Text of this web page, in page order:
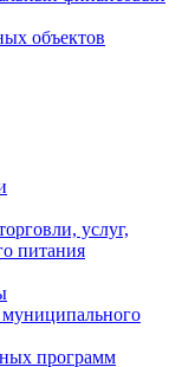
объектов
услуг,
питания
программ